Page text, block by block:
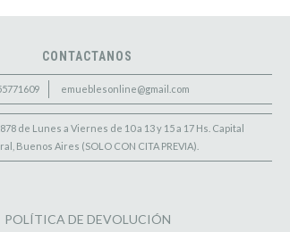
CONTACTANOS
emueblesonline@gmail.com
de Lunes a Viernes de 10 a 13 y 15 a 17 Hs. Capital
Buenos Aires (SOLO CON CITA PREVIA).
POLÍTICA DE DEVOLUCIÓN